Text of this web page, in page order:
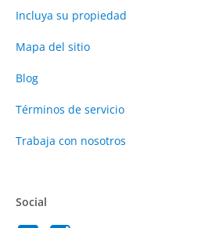
Incluya su propiedad
Mapa del sitio
Blog
Términos de servicio
Trabaja con nosotros
Social